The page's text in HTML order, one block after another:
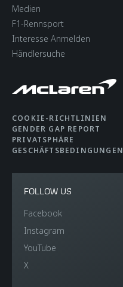
Medien
F1-Rennsport
Interesse Anmelden
Händlersuche
COOKIE-RICHTLINIEN
GENDER GAP REPORT
PRIVATSPHÄRE
GESCHÄFTSBEDINGUNGEN
FOLLOW US
Facebook
Instagram
YouTube
X